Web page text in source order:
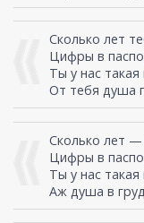
Сколько лет
Цифры в
Ты у нас такая
От тебя душа
Сколько лет —
Цифры в
Ты у нас такая
Аж душа в